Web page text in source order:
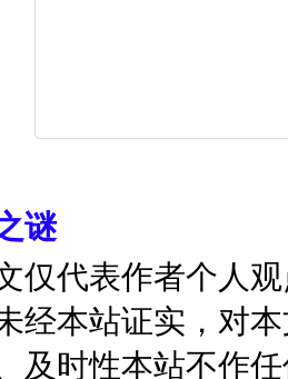
谜
仅代表作者个人
经本站证实，对
及时性本站不作